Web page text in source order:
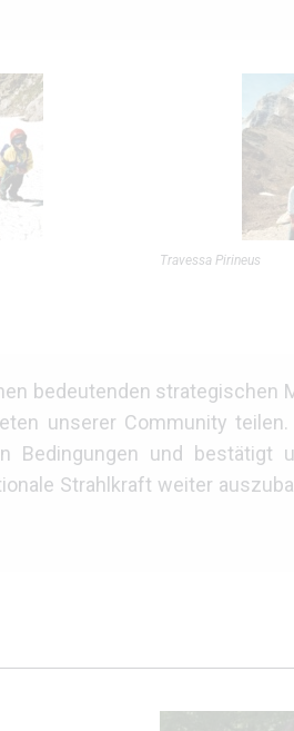
Travessa Pirineus
bedeutenden strategischen
unserer Community teilen.
Bedingungen und bestätigt
Strahlkraft weiter